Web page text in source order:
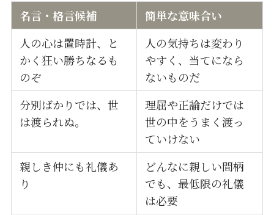
名言・格言候補
簡単な意味合い
人の心は置時計、と
かく狂い勝ちなるも
のぞ
人の気持ちは変わり
やすく、当てになら
ないものだ
分別ばかりでは、世
は渡られぬ。
理屈や正論だけでは
世の中をうまく渡っ
ていけない
親しき仲にも礼儀あ
り
どんなに親しい間柄
でも、最低限の礼儀
は必要